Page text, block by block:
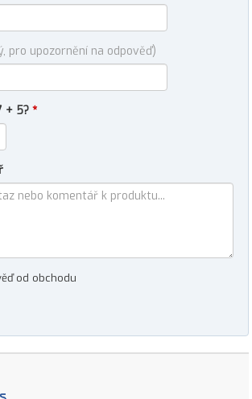
pro upozornění na odpověď)
+ 5? *
od obchodu